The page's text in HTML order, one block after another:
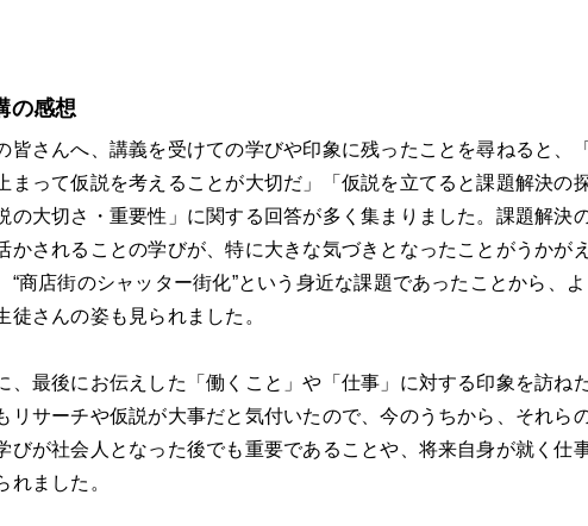
の感想
皆さんへ、講義を受けての学びや印象に残ったことを尋ねると、
まって仮説を考えることが大切だ」「仮説を立てると課題解決の
の大切さ・重要性」に関する回答が多く集まりました。課題解
かされることの学びが、特に大きな気づきとなったことがうかがえ
“商店街のシャッター街化”という身近な課題であったことから、
徒さんの姿も見られました。
、最後にお伝えした「働くこと」や「仕事」に対する印象を訪
リサーチや仮説が大事だと気付いたので、今のうちから、それら
びが社会人となった後でも重要であることや、将来自身が就く仕
れました。